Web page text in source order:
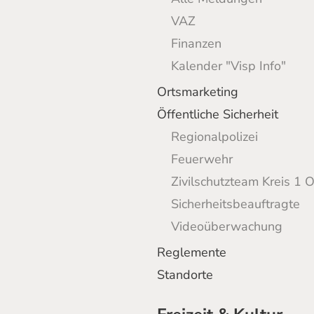
VAZ
Finanzen
Kalender "Visp Info"
Ortsmarketing
Öffentliche Sicherheit
Regionalpolizei
Feuerwehr
Zivilschutzteam Kreis 1
Sicherheitsbeauftragte
Videoüberwachung
Reglemente
Standorte